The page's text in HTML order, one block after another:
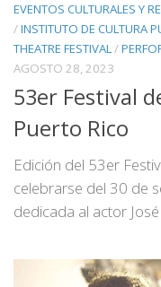
EVENTOS CULTURALES Y
/INSTITUTO DE CULTURA
THEATRE FESTIVAL/
AGOSTO 28, 2023
53er Festival
Puerto Rico
Edición del 53er
celebrarse del 30 de
dedicada al actor